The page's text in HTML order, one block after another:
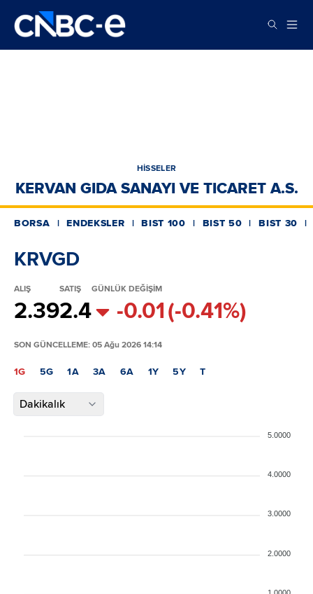
HİSSELER
KERVAN GIDA SANAYI VE TICARET A.S.
BORSA ENDEKSLER BIST 100 BIST 50 BIST 30
KRVGD
ALIŞ
2.39
SATIŞ
2.4
GÜNLÜK DEĞİŞİM
-0.01(-0.41%)
SON GÜNCELLEME: 05 Ağu 2026 14:14
1G 5G 1A 3A 6A 1Y 5Y T
Dakikalık
5.0000
4.0000
3.0000
2.0000